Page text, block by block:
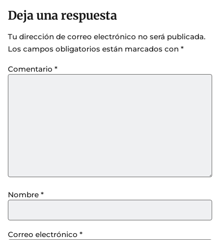
Deja una respuesta
Tu dirección de correo electrónico no será publicada.
Los campos obligatorios están marcados con *
Comentario *
Nombre *
Correo electrónico *